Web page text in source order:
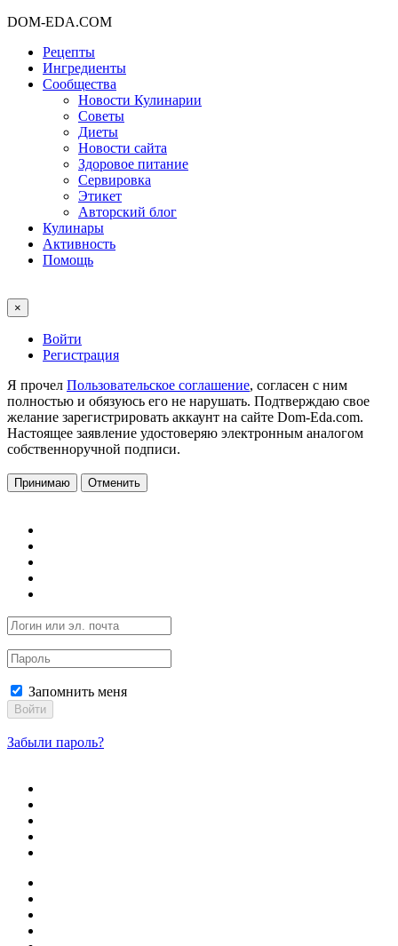
DOM-EDA.COM
Рецепты
Ингредиенты
Сообщества
Новости Кулинарии
Советы
Диеты
Новости сайта
Здоровое питание
Сервировка
Этикет
Авторский блог
Кулинары
Активность
Помощь
×
Войти
Регистрация
Я прочел Пользовательское соглашение, согласен с ним
полностью и обязуюсь его не нарушать. Подтверждаю свое
желание зарегистрировать аккаунт на сайте Dom-Eda.com.
Настоящее заявление удостоверяю электронным аналогом
собственноручной подписи.
Принимаю Отменить
Запомнить меня
Войти
Забыли пароль?